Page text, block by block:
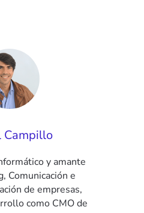
Campillo
y amante
Comunicación e
de empresas,
como CMO de